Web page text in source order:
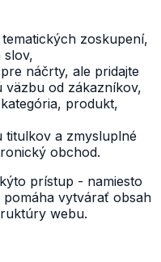
zoskupení,
slov,
náčrty, ale pridajte
väzbu od zákazníkov,
produkt,
titulkov a zmysluplné
obchod.
prístup - namiesto
vytvárať obsah
webu.